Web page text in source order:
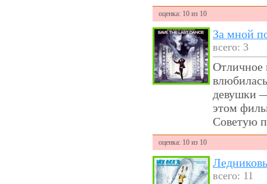
оценка: 10 из 10
За мной
всего: 3
Отличное
девушки
этом
Советую
оценка: 10 из 10
всего: 11